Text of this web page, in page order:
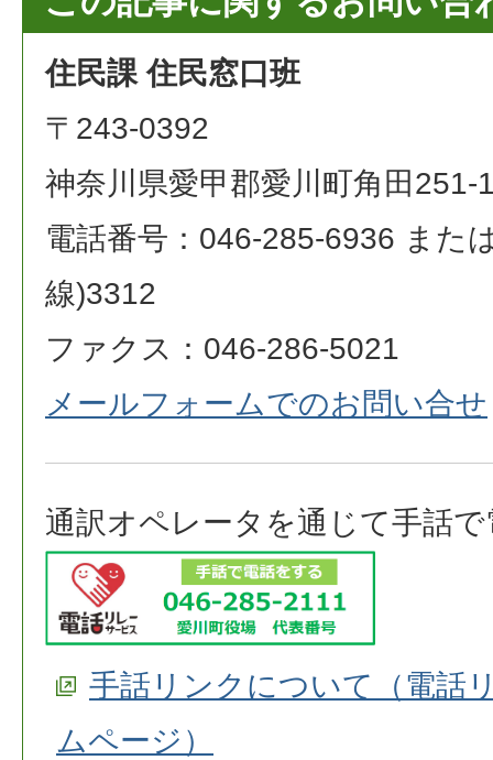
住民課 住民窓口班
〒243-0392
神奈川県愛甲郡愛川町角田251-
電話番号：046-285-6936 また
線)3312
ファクス：046-286-5021
メールフォームでのお問い合せ
通訳オペレータを通じて手話
手話リンクについて（電話
ムページ）